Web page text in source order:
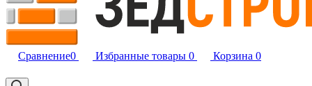
Сравнение0 Избранные товары 0 Корзина 0